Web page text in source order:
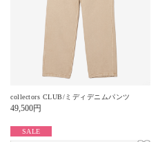
collectors CLUB/ミディデニムパンツ
49,500円
SALE